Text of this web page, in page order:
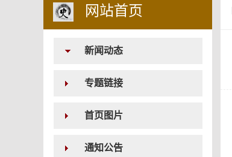
网站首页
新闻动态
专题链接
首页图片
通知公告